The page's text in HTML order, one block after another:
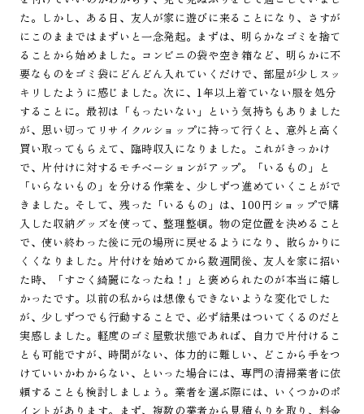
た。しかし、ある日、友人が家に遊びに来ることになり、さすが
にこのままではまずいと一念発起。まずは、明らかなゴミを捨て
ることから始めました。コンビニの袋や空き箱など、明らかに不
要なものをゴミ袋にどんどん入れていくだけで、部屋が少しスッ
キリしたように感じました。次に、1年以上着ていない服を処分
することに。最初は「もったいない」という気持ちもありました
が、思い切ってリサイクルショップに持って行くと、意外と高く
買い取ってもらえて、臨時収入になりました。これがきっかけ
で、片付けに対するモチベーションがアップ。「いるもの」と
「いらないもの」を分ける作業を、少しずつ進めていくことがで
きました。そして、残った「いるもの」は、100円ショップで購
入した収納グッズを使って、整理整頓。物の定位置を決めること
で、使い終わった後に元の場所に戻せるようになり、散らかりに
くくなりました。片付けを始めてから数週間後、友人を家に招い
た時、「すごく綺麗になったね！」と褒められたのが本当に嬉し
かったです。以前の私からは想像もできないような変化でした
が、少しずつでも行動することで、必ず結果はついてくるのだと
実感しました。軽度のゴミ屋敷状態であれば、自力で片付けるこ
とも可能ですが、時間がない、体力的に難しい、どこから手をつ
けていいかわからない、といった場合には、専門の清掃業者に依
頼することも検討しましょう。業者を選ぶ際には、いくつかのポ
イントがあります。まず、複数の業者から見積もりを取り、料金